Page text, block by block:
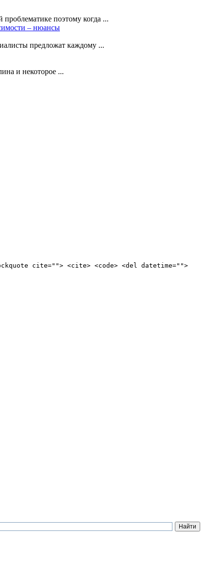
поэтому когда ...
– нюансы
предложат каждому ...
и некоторое ...
cite=""> <cite> <code> <del datetime="">